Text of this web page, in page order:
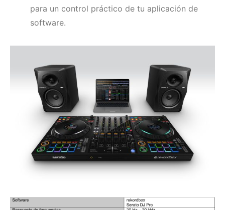
para un control práctico de tu aplicación de
software.